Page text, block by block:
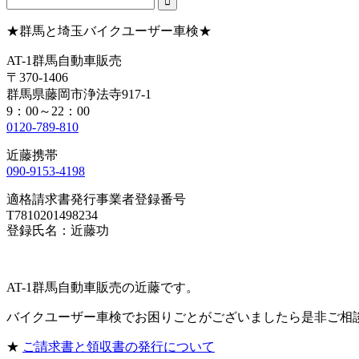
★群馬と埼玉バイクユーザー車検★
AT-1群馬自動車販売
〒370-1406
群馬県藤岡市浄法寺917-1
9：00～22：00
0120-789-810
近藤携帯
090-9153-4198
適格請求書発行事業者登録番号
T7810201498234
登録氏名：近藤功
AT-1群馬自動車販売の近藤です。
バイクユーザー車検でお困りごとがございましたら是非ご相
★ ご請求書と領収書の発行について